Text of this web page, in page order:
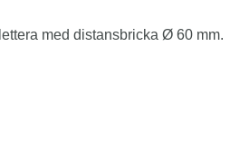
med distansbricka Ø 60 mm.